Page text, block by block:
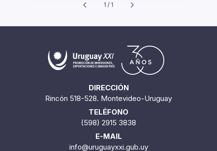
1 / 1
DIRECCIÓN
Rincón 518-528. Montevideo-Uruguay
TELÉFONO
(598) 2915 3838
E-MAIL
info@uruguayxxi.gub.uy